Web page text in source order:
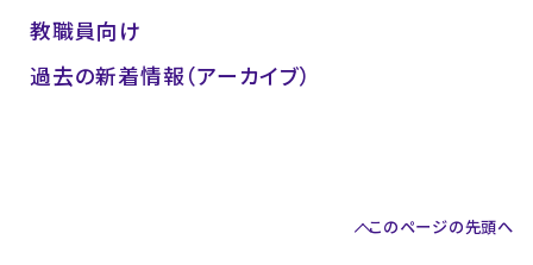
教職員向け
過去の新着情報（アーカイブ）
このページの先頭へ